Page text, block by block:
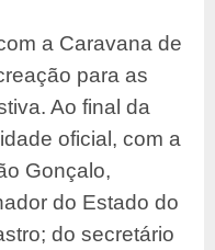
a Caravana de
para as
Ao final da
oficial, com a
Gonçalo,
do Estado do
do secretário